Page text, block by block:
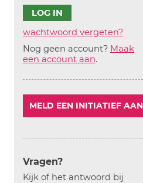
wachtwoord vergeten?
Nog geen account? Maak
een account aan.
MELD EEN INITIATIEF AAN
Vragen?
Kijk of het antwoord bij